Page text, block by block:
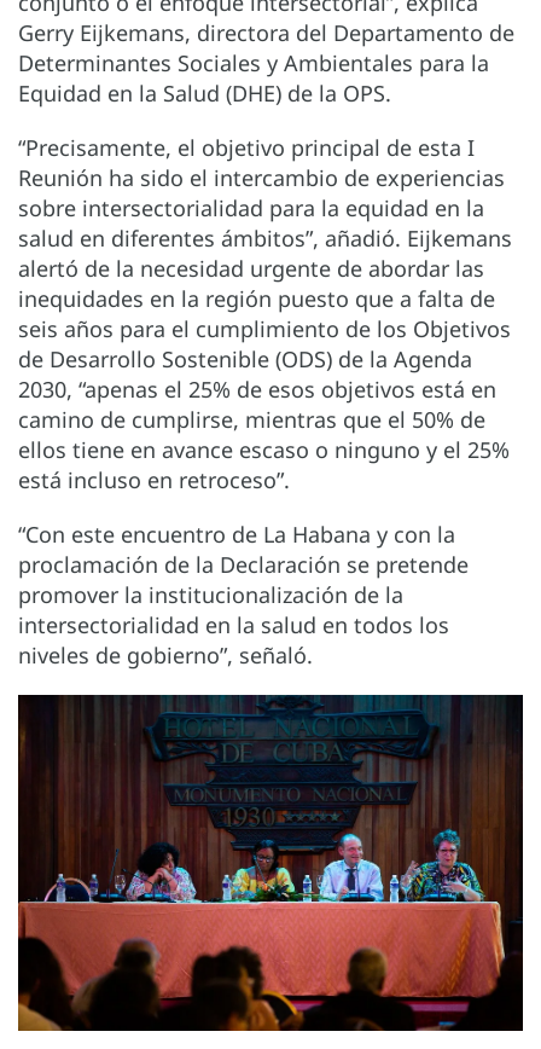
Gerry Eijkemans, directora del Departamento de
Determinantes Sociales y Ambientales para la
Equidad en la Salud (DHE) de la OPS.
“Precisamente, el objetivo principal de esta I
Reunión ha sido el intercambio de experiencias
sobre intersectorialidad para la equidad en la
salud en diferentes ámbitos”, añadió. Eijkemans
alertó de la necesidad urgente de abordar las
inequidades en la región puesto que a falta de
seis años para el cumplimiento de los Objetivos
de Desarrollo Sostenible (ODS) de la Agenda
2030, “apenas el 25% de esos objetivos está en
camino de cumplirse, mientras que el 50% de
ellos tiene en avance escaso o ninguno y el 25%
está incluso en retroceso”.
“Con este encuentro de La Habana y con la
proclamación de la Declaración se pretende
promover la institucionalización de la
intersectorialidad en la salud en todos los
niveles de gobierno”, señaló.